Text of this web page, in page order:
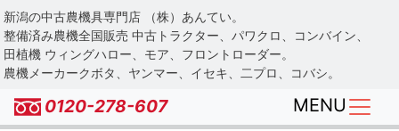
Skip
to
main
content
新潟の中古農機具専門店 （株）あんてい。
整備済み農機全国販売 中古トラクター、パワクロ、コンバイン、
田植機 ウィングハロー、モア、フロントローダー。
農機メーカークボタ、ヤンマー、イセキ、二プロ、コバシ。
0120-278-607 MENU